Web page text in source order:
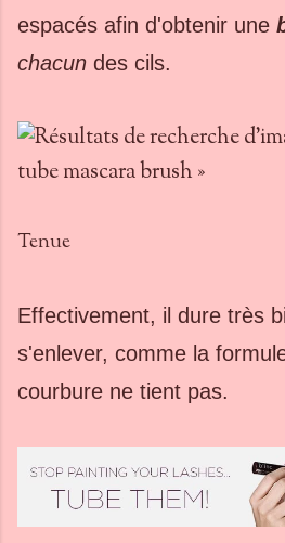
espacés afin d'obtenir une
chacun des cils.
Tenue
Effectivement, il dure très
s'enlever, comme la
courbure ne tient pas.